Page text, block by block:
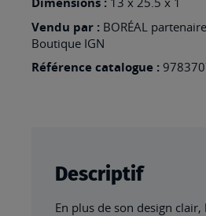
Vendu par : BORÉAL
Boutique IGN
Référence catalogue :
Descriptif
En plus de son design